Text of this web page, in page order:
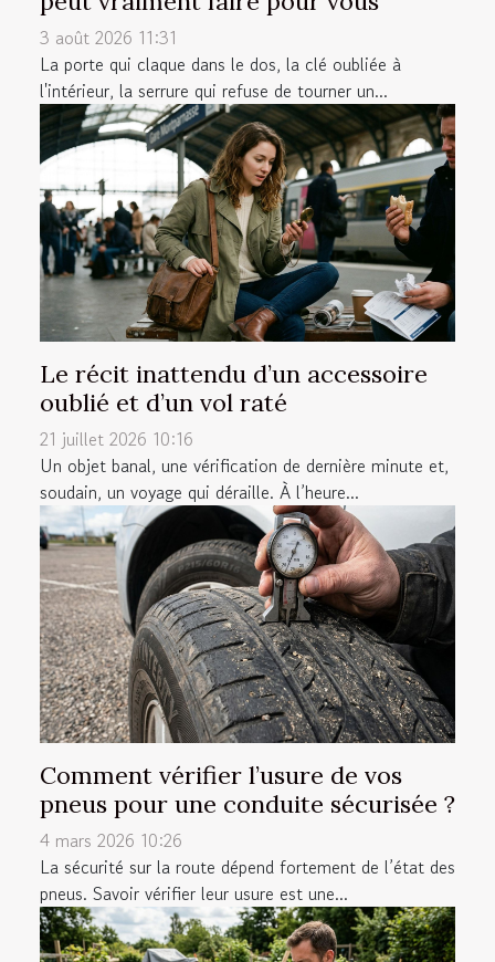
3 août 2026 11:31
La porte qui claque dans le dos, la clé oubliée à
l'intérieur, la serrure qui refuse de tourner un...
Le récit inattendu d’un accessoire
oublié et d’un vol raté
21 juillet 2026 10:16
Un objet banal, une vérification de dernière minute et,
soudain, un voyage qui déraille. À l’heure...
Comment vérifier l’usure de vos
pneus pour une conduite sécurisée ?
4 mars 2026 10:26
La sécurité sur la route dépend fortement de l’état des
pneus. Savoir vérifier leur usure est une...